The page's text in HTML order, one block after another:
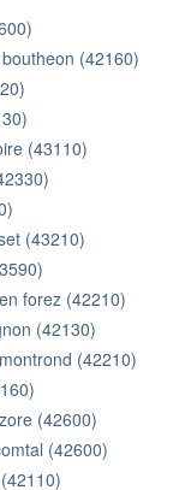
(42160)
(43110)
(43210)
forez (42210)
(42130)
(42210)
(42600)
(42600)